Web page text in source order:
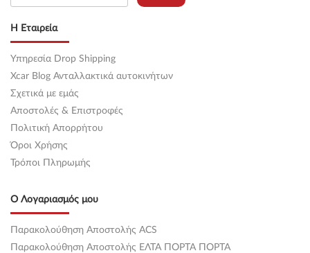
Η Εταιρεία
Υπηρεσία Drop Shipping
Xcar Blog Ανταλλακτικά αυτοκινήτων
Σχετικά με εμάς
Αποστολές & Επιστροφές
Πολιτική Απορρήτου
Όροι Χρήσης
Τρόποι Πληρωμής
Ο Λογαριασμός μου
Παρακολούθηση Αποστολής ACS
Παρακολούθηση Αποστολής ΕΛΤΑ ΠΟΡΤΑ ΠΟΡΤΑ